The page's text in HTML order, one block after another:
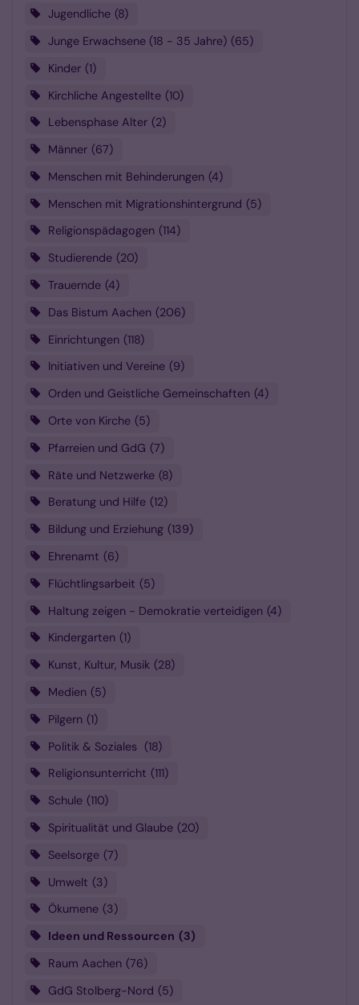
Jugendliche 8
Junge Erwachsene (18 - 35 Jahre) 65
Kinder 1
Kirchliche Angestellte 10
Lebensphase Alter 2
Männer 67
Menschen mit Behinderungen 4
Menschen mit Migrationshintergrund 5
Religionspädagogen 114
Studierende 20
Trauernde 4
Das Bistum Aachen 206
Einrichtungen 118
Initiativen und Vereine
9
Orden und Geistliche Gemeinschaften 4
Orte von Kirche 5
Pfarreien und GdG 7
Räte und Netzwerke 8
Beratung und Hilfe 12
Bildung und Erziehung 139
Ehrenamt 6
Flüchtlingsarbeit 5
Haltung zeigen - Demokratie verteidigen 4
Kindergarten 1
Kunst, Kultur, Musik 28
Medien 5
Pilgern 1
Politik & Soziales
18
Religionsunterricht
111
Schule 110
Spiritualität und Glaube 20
Seelsorge 7
Umwelt 3
Ökumene
3
Ideen und Ressourcen
3
Raum Aachen 76
GdG Stolberg-Nord 5